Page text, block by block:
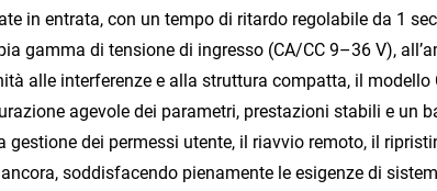
in entrata, con un tempo di ritardo regolabile da 1
gamma di tensione di ingresso (CA/CC 9–36 V),
alle interferenze e alla struttura compatta, il
agevole dei parametri, prestazioni stabili e un
gestione dei permessi utente, il riavvio remoto, il
soddisfacendo pienamente le esigenze di